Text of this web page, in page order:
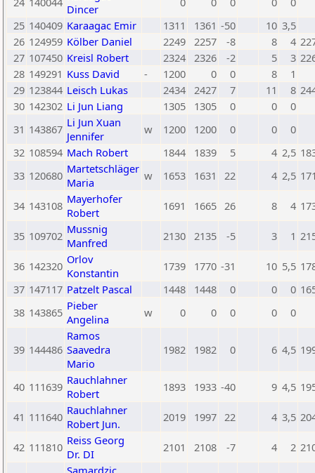
Dincer
25 140409 Karaagac Emir 1311 1361 -50 10 3,5
26 124959 Kölber Daniel 2249 2257 -8 8 4
27 107450 Kreisl Robert 2324 2326 -2 5 3
28 149291 Kuss David - 1200 0 0 8
1
29 123844 Leisch Lukas 2434 2427 7 11 8
30 142302 Li Jun Liang 1305 1305 0 0
0
31 143867 Li Jun Xuan
Jennifer
w 1200 1200 0 0
0
32 108594 Mach Robert 1844 1839 5 4 2,5
33 120680 Martetschläger
Maria
w 1653 1631 22 4 2,5
34 143108 Mayerhofer
Robert
1691 1665 26 8 4
35 109702 Mussnig
Manfred
2130 2135 -5 3 1
36 142320 Orlov
Konstantin
1739 1770 -31 10 5,5
37 147117 Patzelt Pascal 1448 1448 0 0 0
38 143865 Pieber
Angelina
w 0 0 0 0 0
39 144486
Ramos
Saavedra
Mario
1982 1982 0 6 4,5
40 111639 Rauchlahner
Robert
1893 1933 -40 9 4,5
41 111640 Rauchlahner
Robert Jun.
2019 1997 22 4 3,5
42 111810 Reiss Georg
Dr. DI
2101 2108 -7 4 2
Samardzic